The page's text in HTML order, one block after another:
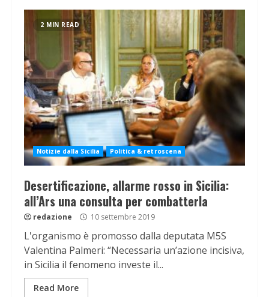
2 MIN READ
Notizie dalla Sicilia Politica & retroscena
Desertificazione, allarme rosso in Sicilia:
all’Ars una consulta per combatterla
redazione 10 settembre 2019
L'organismo è promosso dalla deputata M5S
Valentina Palmeri: “Necessaria un’azione incisiva,
in Sicilia il fenomeno investe il...
Read More